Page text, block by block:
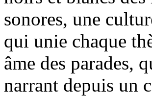
sonores, une
qui unie chaque
âme des parades,
narrant depuis un